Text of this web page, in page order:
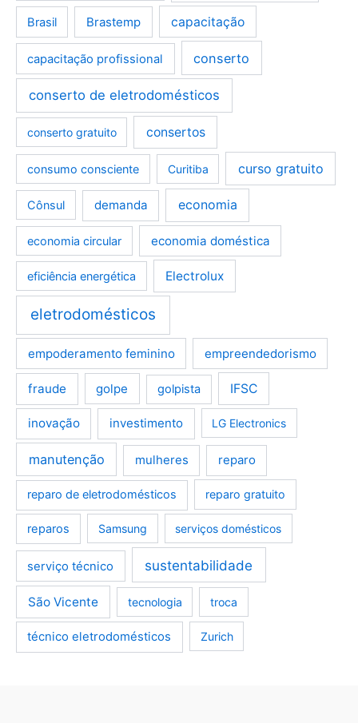
Brasil Brastemp capacitação
capacitação profissional conserto
conserto de eletrodomésticos
conserto gratuito consertos
consumo consciente Curitiba curso gratuito
Cônsul demanda economia
economia circular economia doméstica
eficiência energética Electrolux
eletrodomésticos
empoderamento feminino empreendedorismo
fraude golpe golpista IFSC
inovação investimento LG Electronics
manutenção mulheres reparo
reparo de eletrodomésticos reparo gratuito
reparos Samsung serviços domésticos
serviço técnico sustentabilidade
São Vicente tecnologia troca
técnico eletrodomésticos Zurich